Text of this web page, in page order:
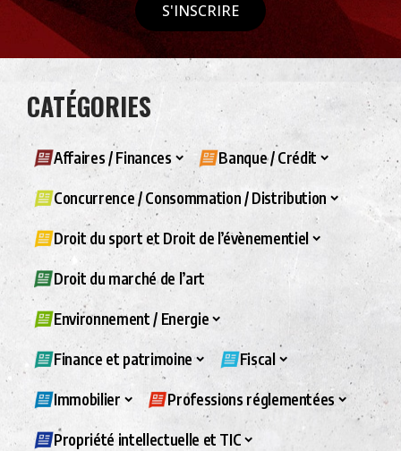
S'INSCRIRE
CATÉGORIES
Affaires / Finances Banque / Crédit
Concurrence / Consommation / Distribution
Droit du sport et Droit de l’évènementiel
Droit du marché de l’art
Environnement / Energie
Finance et patrimoine Fiscal
Immobilier Professions réglementées
Propriété intellectuelle et TIC